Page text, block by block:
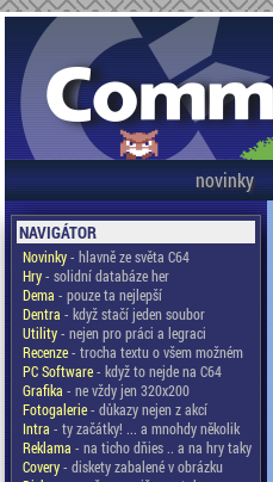
novinky
NAVIGÁTOR
Novinky- hlavně ze světa C64
Hry- solidní databáze her
Dema - pouze ta nejlepší
Dentra - když stačí jeden soubor
Utility- nejen pro práci a legraci
Recenze- trocha textu o všem možném
PC Software- když to nejde na C64
Grafika - ne vždy jen 320x200
Fotogalerie- důkazy nejen z akcí
Intra - ty začátky! ... a mnohdy několik
Reklama - na ticho dňies .. a na hry taky
Covery- diskety zabalené v obrázku